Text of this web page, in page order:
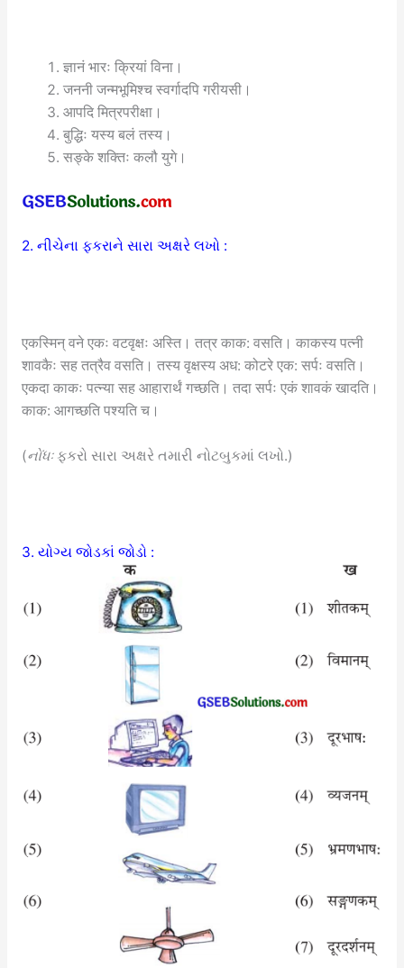
ज्ञानं भारः क्रियां विना।
जननी जन्मभूमिश्च स्वर्गादपि गरीयसी।
आपदि मित्रपरीक्षा।
बुद्धिः यस्य बलं तस्य।
सङ्के शक्तिः कलौ युगे।
2. નીચેના ફકરાને સારા અક્ષરે લખો :
एकस्मिन् वने एकः वटवृक्षः अस्ति। तत्र काक: वसति। काकस्य पत्नी
शावकैः सह तत्रैव वसति। तस्य वृक्षस्य अध: कोटरे एक: सर्पः वसति।
एकदा काकः पत्न्या सह आहारार्थं गच्छति। तदा सर्पः एकं शावकं खादति।
काक: आगच्छति पश्यति च।
(નોંધઃફકરો સારા અક્ષરે તમારી નોટબુકમાં લખો.)
3. યોગ્ય જોડકાં જોડો :